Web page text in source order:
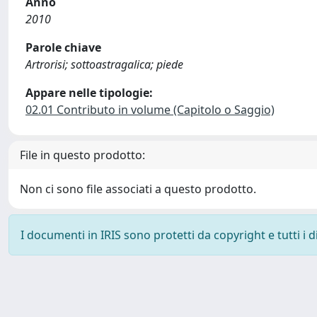
2010
Parole chiave
Artrorisi; sottoastragalica; piede
Appare nelle tipologie:
02.01 Contributo in volume (Capitolo o Saggio)
File in questo prodotto:
Non ci sono file associati a questo prodotto.
I documenti in IRIS sono protetti da copyright e tutti i